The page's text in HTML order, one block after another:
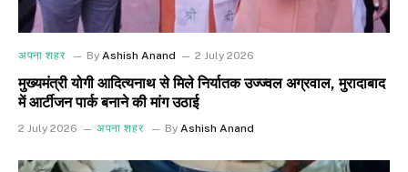
अपना शहर By Ashish Anand 2 July 2026
मुख्यमंत्री योगी आदित्यनाथ से मिले निर्यातक उज्ज्वल अग्रवाल, मुरादाबाद
में आर्टीजन पार्क बनाने की मांग उठाई
2 July 2026 अपना शहर By Ashish Anand